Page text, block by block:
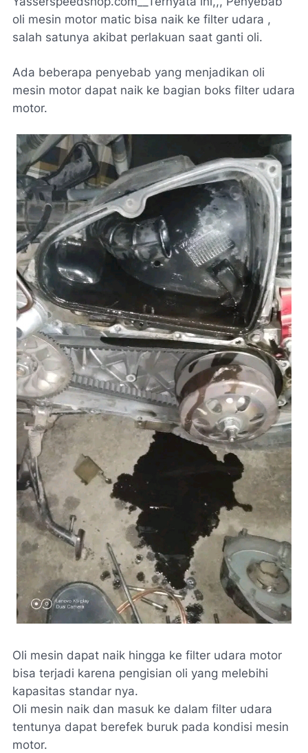
oli mesin motor matic bisa naik ke filter udara ,
salah satunya akibat perlakuan saat ganti oli.
Ada beberapa penyebab yang menjadikan oli
mesin motor dapat naik ke bagian boks filter udara
motor.
Oli mesin dapat naik hingga ke filter udara motor
bisa terjadi karena pengisian oli yang melebihi
kapasitas standar nya.
Oli mesin naik dan masuk ke dalam filter udara
tentunya dapat berefek buruk pada kondisi mesin
motor.